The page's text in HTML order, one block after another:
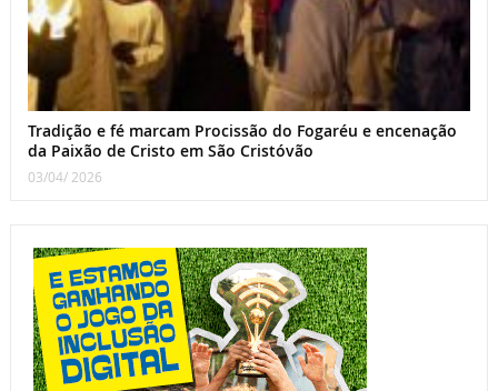
Tradição e fé marcam Procissão do Fogaréu e encenação
da Paixão de Cristo em São Cristóvão
03/04/ 2026